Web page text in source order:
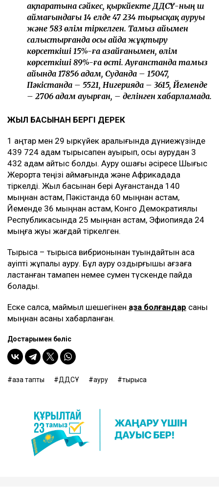
ақпаратына сәйкес, қыркүйекте ДДСҰ-ның үш
аймағындағы 14 елде 47 234 тырысқақ ауруы
және 583 өлім тіркелген. Тамыз айымен
салыстырғанда осы айда жұқтыру
көрсеткіші 15%-ға азайғанымен, өлім
көрсеткіші 89%-ға өсті. Ауғанстанда тамыз
айында 17856 адам, Суданда – 15047,
Пәкістанда – 5521, Нигерияда – 3615, Йеменде
– 2706 адам ауырған, – делінген хабарламада.
ЖЫЛ БАСЫНАН БЕРГІ ДЕРЕК
1 қаңтар мен 29 қыркүйек аралығында дүниежүзінде
439 724 адам тырысқақпен ауырып, осы аурудан 3
432 адам қайтыс болды. Ауру ошағы әсіресе Шығыс
Жерорта теңізі аймағында және Африкадада
тіркелді. Жыл басынан бері Ауғанстанда 140
мыңнан астам, Пәкістанда 60 мыңнан астам,
Йеменде 36 мыңнан астам, Конго Демократиялық
Республикасында 25 мыңнан астам, Эфиопияда 24
мыңға жуық жағдай тіркелген.
Тырысқақ – тырысқақ вибрионынан туындайтын аса
қауіпті жұқпалы ауру. Бұл ауру қоздырғышы ағзаға
ластанған тамақпен немее сумен түскенде пайда
болады.
Еске салсақ, маймыл шешегінен қаза болғандар саны
мыңнан асқаны хабарланған.
Достарыңмен бөліс
қаза тапты ДДСҰ ауру тырысқақ